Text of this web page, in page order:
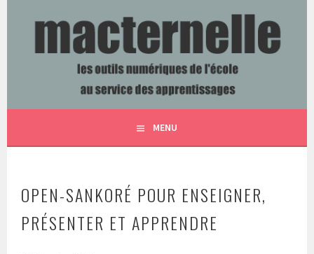
MACTERNELLE
LES OUTILS NUMÉRIQUES DE L'ÉCOLE AU SERVICE DES
MENU
OPEN-SANKORÉ POUR ENSEIGNER,
PRÉSENTER ET APPRENDRE